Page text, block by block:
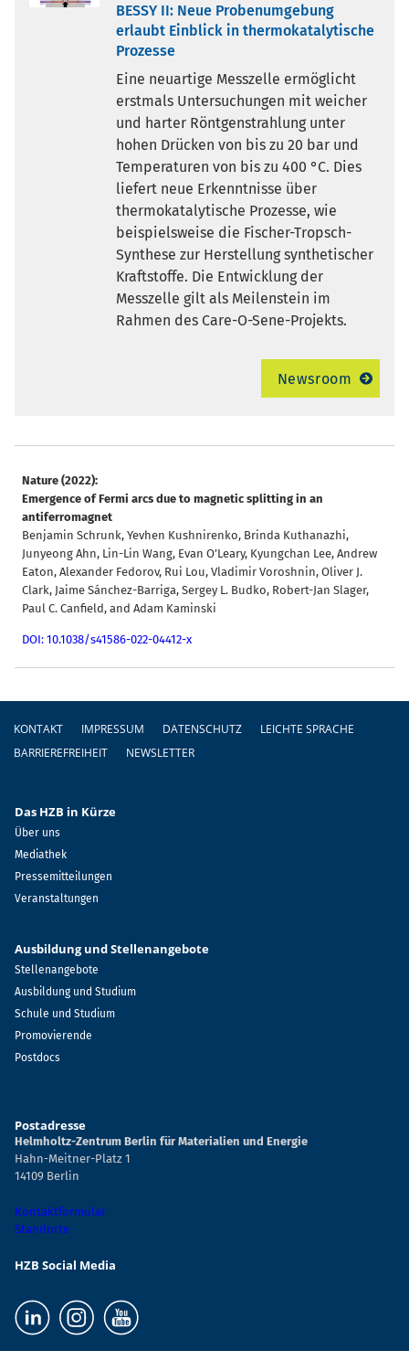
BESSY II: Neue Probenumgebung
erlaubt Einblick in thermokatalytische
Prozesse
Eine neuartige Messzelle ermöglicht
erstmals Untersuchungen mit weicher
und harter Röntgenstrahlung unter
hohen Drücken von bis zu 20 bar und
Temperaturen von bis zu 400 °C. Dies
liefert neue Erkenntnisse über
thermokatalytische Prozesse, wie
beispielsweise die Fischer-Tropsch-
Synthese zur Herstellung synthetischer
Kraftstoffe. Die Entwicklung der
Messzelle gilt als Meilenstein im
Rahmen des Care-O-Sene-Projekts.
Newsroom
Nature (2022):
Emergence of Fermi arcs due to magnetic splitting in an
antiferromagnet
Benjamin Schrunk, Yevhen Kushnirenko, Brinda Kuthanazhi,
Junyeong Ahn, Lin-Lin Wang, Evan O’Leary, Kyungchan Lee, Andrew
Eaton, Alexander Fedorov, Rui Lou, Vladimir Voroshnin, Oliver J.
Clark, Jaime Sánchez-Barriga, Sergey L. Budko, Robert-Jan Slager,
Paul C. Canfield, and Adam Kaminski
DOI: 10.1038/s41586-022-04412-x
Fußzeile
KONTAKT IMPRESSUM DATENSCHUTZ
LEICHTE SPRACHE
BARRIEREFREIHEIT
NEWSLETTER
Das HZB in Kürze
Über uns
Mediathek
Pressemitteilungen
Veranstaltungen
Ausbildung und Stellenangebote
Stellenangebote
Ausbildung und Studium
Schule und Studium
Promovierende
Postdocs
Postadresse
Helmholtz-Zentrum Berlin für Materialien und Energie
Hahn-Meitner-Platz 1
14109 Berlin
Kontaktformular
Standorte
HZB Social Media